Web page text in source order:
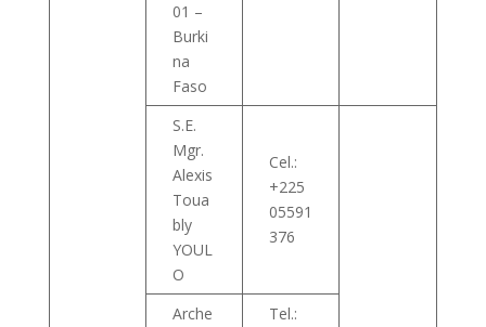
01 –
Burki
na
Faso
S.E.
Mgr.
Alexis
Toua
bly
YOUL
O
Cel.:
+225
05591
376
Arche
Tel.: